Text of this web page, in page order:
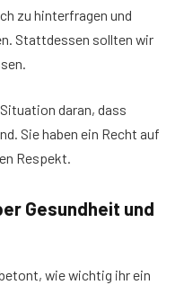
zu hinterfragen und
Stattdessen sollten wir
daran, dass
Sie haben ein Recht auf
Respekt.
Gesundheit und
wie wichtig ihr ein